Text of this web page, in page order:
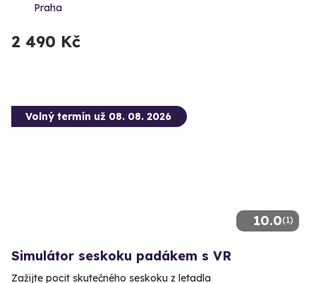
Praha
2 490 Kč
10.0(1)
Volný termín už 08. 08. 2026
Simulátor seskoku padákem s VR
Zažijte pocit skutečného seskoku z letadla